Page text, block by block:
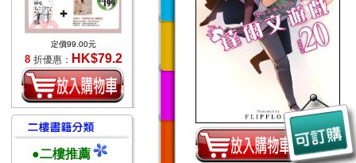
定價99.00元
8 折優惠： HK$79.2
●二樓推薦